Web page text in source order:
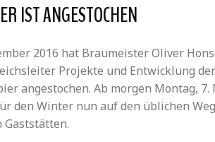
IST ANGESTOCHEN
2016 hat Braumeister Oliver
Projekte und Entwicklung
angestochen. Ab morgen Montag,
den Winter nun auf den üblichen
Gaststätten.